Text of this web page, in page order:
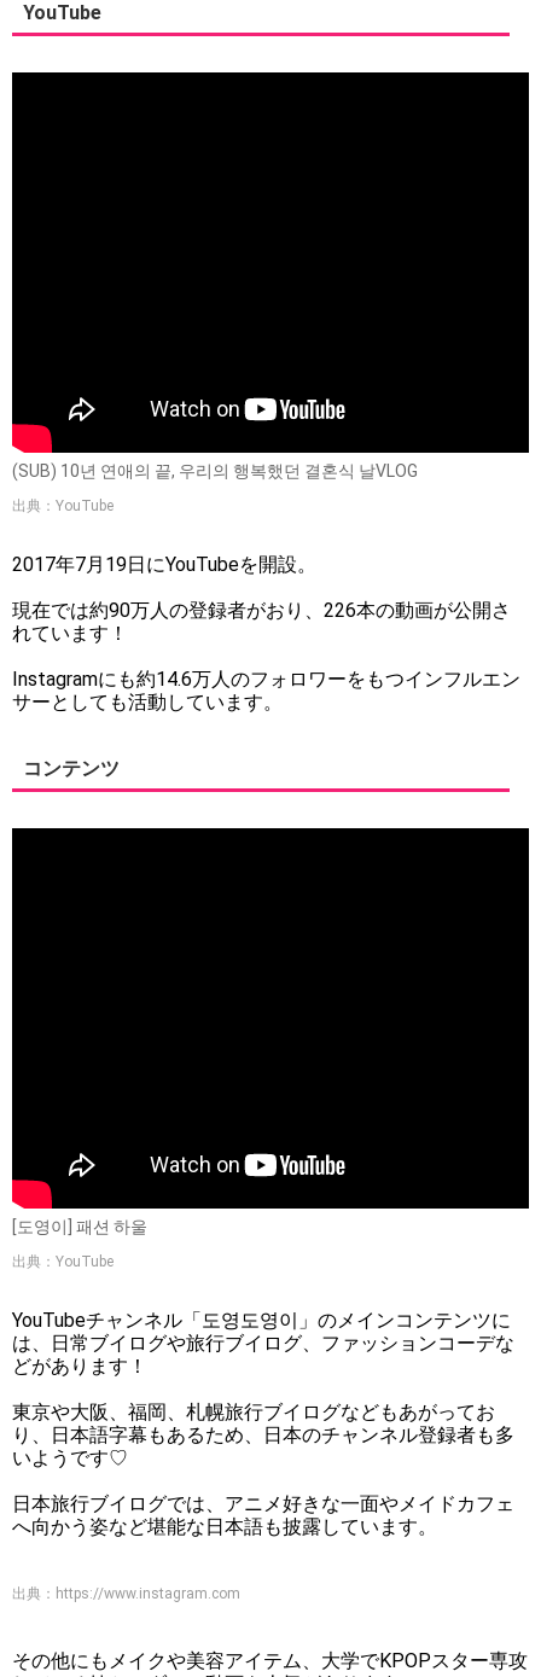
YouTube
(SUB) 10년 연애의 끝, 우리의 행복했던 결혼식 날VLOG
出典：YouTube
2017年7月19日にYouTubeを開設。
現在では約90万人の登録者がおり、226本の動画が公開さ
れています！
Instagramにも約14.6万人のフォロワーをもつインフルエン
サーとしても活動しています。
コンテンツ
[도영이] 패션 하울
出典：YouTube
YouTubeチャンネル「도영도영이」のメインコンテンツに
は、日常ブイログや旅行ブイログ、ファッションコーデな
どがあります！
東京や大阪、福岡、札幌旅行ブイログなどもあがってお
り、日本語字幕もあるため、日本のチャンネル登録者も多
いようです♡
日本旅行ブイログでは、アニメ好きな一面やメイドカフェ
へ向かう姿など堪能な日本語も披露しています。
出典： https://www.instagram.com
その他にもメイクや美容アイテム、大学でKPOPスター専攻